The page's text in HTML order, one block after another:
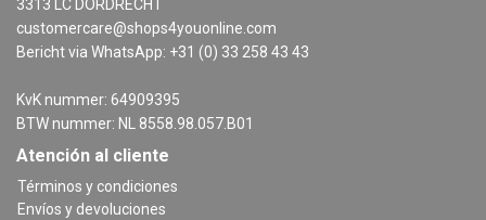
3313 LC DORDRECHT
customercare@shops4youonline.com
Bericht via WhatsApp: +31 (0) 33 258 43 43
KvK nummer: 64909395
BTW nummer: NL 8558.98.057.B01
Atención al cliente
Términos y condiciones
Envíos y devoluciones